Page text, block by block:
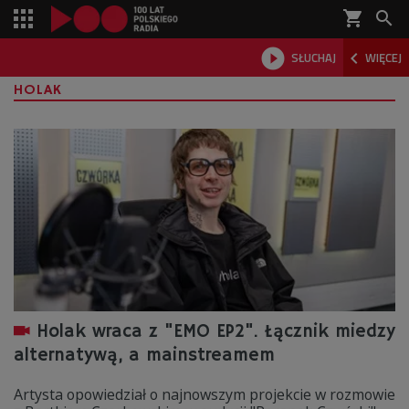
shopping_cart 
 SŁUCHAJ  WIĘCEJ

HOLAK
Holak wraca z "EMO EP2". Łącznik miedzy
alternatywą, a mainstreamem
Artysta opowiedział o najnowszym projekcie w rozmowie